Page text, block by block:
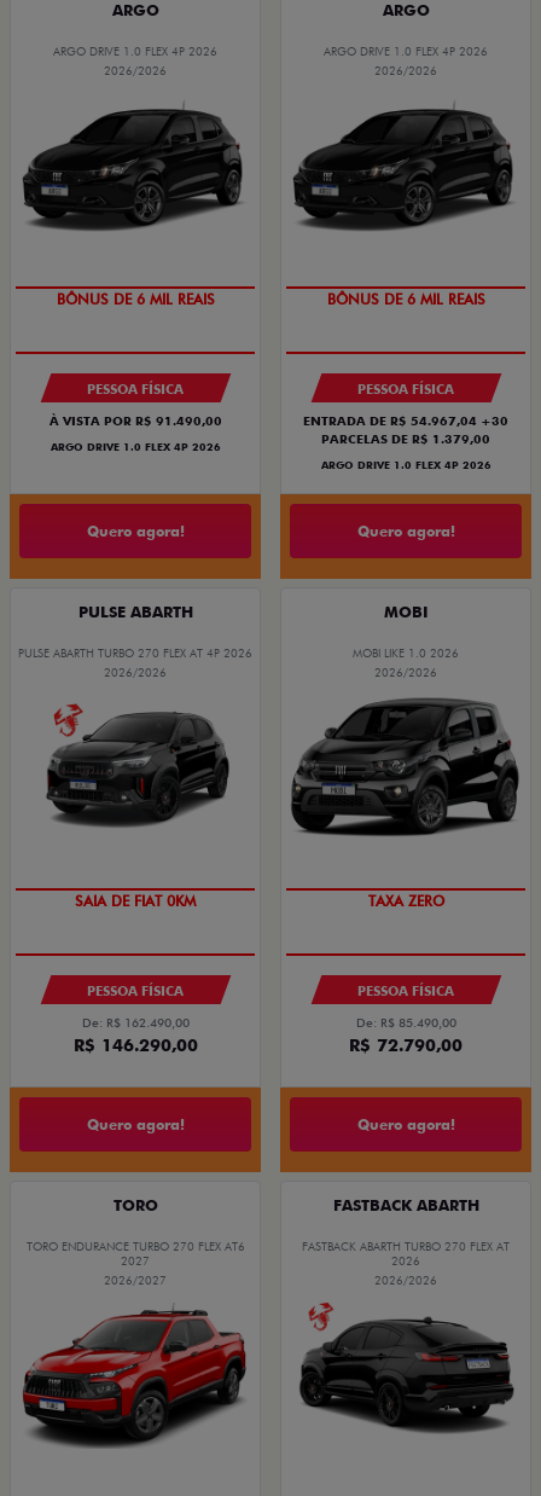
ARGO
ARGO DRIVE 1.0 FLEX 4P 2026
2026/2026
BÔNUS DE 6 MIL REAIS
PESSOA FÍSICA
À VISTA POR R$ 91.490,00
ARGO DRIVE 1.0 FLEX 4P 2026
Quero agora!
ARGO
ARGO DRIVE 1.0 FLEX 4P 2026
2026/2026
BÔNUS DE 6 MIL REAIS
PESSOA FÍSICA
ENTRADA DE R$ 54.967,04 +30
PARCELAS DE R$ 1.379,00
ARGO DRIVE 1.0 FLEX 4P 2026
Quero agora!
PULSE ABARTH
PULSE ABARTH TURBO 270 FLEX AT 4P 2026
2026/2026
SAIA DE FIAT 0KM
PESSOA FÍSICA
De: R$ 162.490,00
R$ 146.290,00
Quero agora!
MOBI
MOBI LIKE 1.0 2026
2026/2026
TAXA ZERO
PESSOA FÍSICA
De: R$ 85.490,00
R$ 72.790,00
Quero agora!
TORO
TORO ENDURANCE TURBO 270 FLEX AT6
2027
2026/2027
FASTBACK ABARTH
FASTBACK ABARTH TURBO 270 FLEX AT
2026
2026/2026